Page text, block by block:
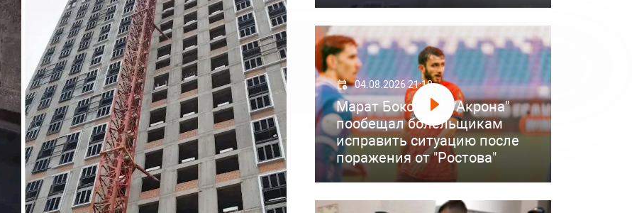
04.08.2026 21:18
Марат Бокоев из "Акрона"
пообещал болельщикам
исправить ситуацию после
поражения от "Ростова"